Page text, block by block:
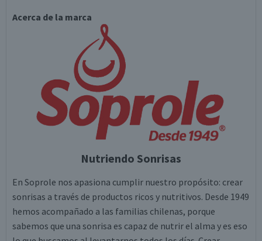
Acerca de la marca
Nutriendo Sonrisas
En Soprole nos apasiona cumplir nuestro propósito: crear
sonrisas a través de productos ricos y nutritivos. Desde 1949
hemos acompañado a las familias chilenas, porque
sabemos que una sonrisa es capaz de nutrir el alma y es eso